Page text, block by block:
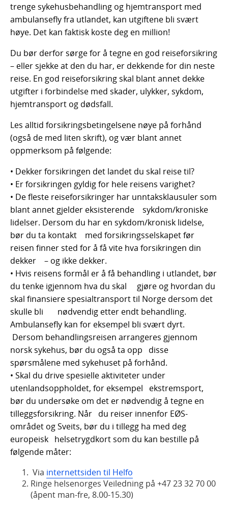
trenge sykehusbehandling og hjemtransport med
ambulansefly fra utlandet, kan utgiftene bli svært
høye. Det kan faktisk koste deg en million!
Du bør derfor sørge for å tegne en god reiseforsikring
– eller sjekke at den du har, er dekkende for din neste
reise. En god reiseforsikring skal blant annet dekke
utgifter i forbindelse med skader, ulykker, sykdom,
hjemtransport og dødsfall.
Les alltid forsikringsbetingelsene nøye på forhånd
(også de med liten skrift), og vær blant annet
oppmerksom på følgende:
• Dekker forsikringen det landet du skal reise til?
• Er forsikringen gyldig for hele reisens varighet?
• De fleste reiseforsikringer har unntaksklausuler som
blant annet gjelder eksisterende sykdom/kroniske
lidelser. Dersom du har en sykdom/kronisk lidelse,
bør du ta kontakt med forsikringsselskapet før
reisen finner sted for å få vite hva forsikringen din
dekker – og ikke dekker.
• Hvis reisens formål er å få behandling i utlandet, bør
du tenke igjennom hva du skal gjøre og hvordan du
skal finansiere spesialtransport til Norge dersom det
skulle bli nødvendig etter endt behandling.
Ambulansefly kan for eksempel bli svært dyrt.
Dersom behandlingsreisen arrangeres gjennom
norsk sykehus, bør du også ta opp disse
spørsmålene med sykehuset på forhånd.
• Skal du drive spesielle aktiviteter under
utenlandsoppholdet, for eksempel ekstremsport,
bør du undersøke om det er nødvendig å tegne en
tilleggsforsikring. Når du reiser innenfor EØS-
området og Sveits, bør du i tillegg ha med deg
europeisk helsetrygdkort som du kan bestille på
følgende måter:
Via internettsiden til Helfo
Ringe helsenorges Veiledning på +47 23 32 70 00
(åpent man-fre, 8.00-15.30)